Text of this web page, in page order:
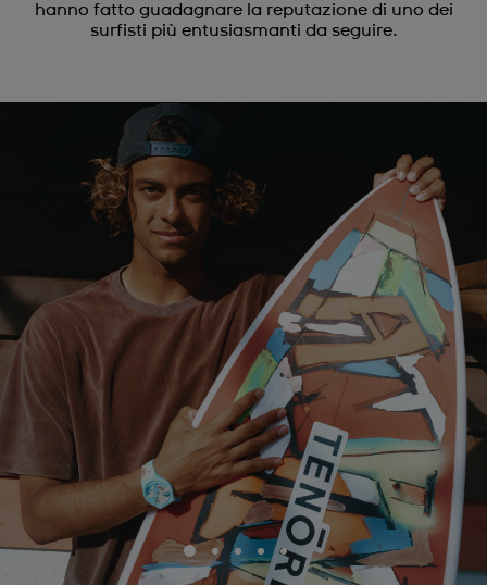
hanno fatto guadagnare la reputazione di uno dei
surfisti più entusiasmanti da seguire.